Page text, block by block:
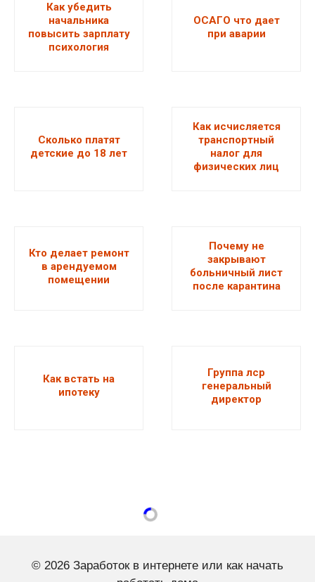
Как убедить
начальника
повысить зарплату
психология
ОСАГО что дает
при аварии
Сколько платят
детские до 18 лет
Как исчисляется
транспортный
налог для
физических лиц
Кто делает ремонт
в арендуемом
помещении
Почему не
закрывают
больничный лист
после карантина
Как встать на
ипотеку
Группа лср
генеральный
директор
© 2026 Заработок в интернете или как начать